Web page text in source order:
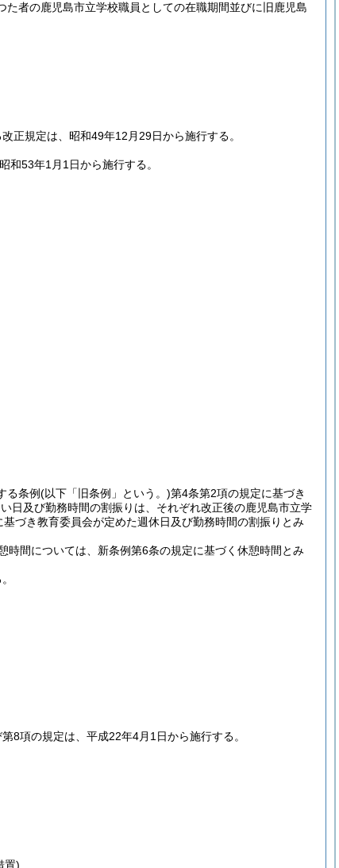
者の鹿児島市立学校職員としての在職期間並びに旧鹿児島
正規定は、昭和49年12月29日から施行する。
和53年1月1日から施行する。
る条例(以下「旧条例」という。)第4条第2項の規定に基づき
日及び勤務時間の割振りは、それぞれ改正後の鹿児島市立学
基づき教育委員会が定めた週休日及び勤務時間の割振りとみ
間については、新条例第6条の規定に基づく休憩時間とみ
8項の規定は、平成22年4月1日から施行する。
置)